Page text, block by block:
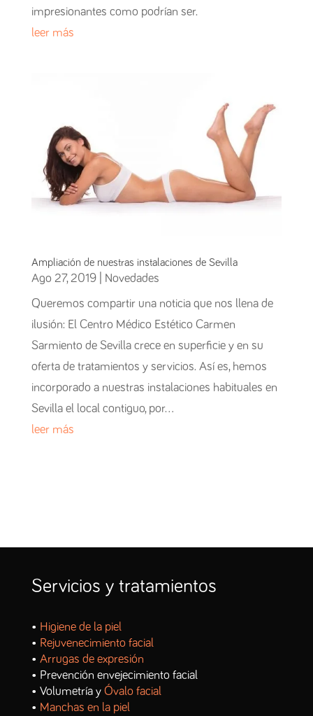
impresionantes como podrían ser.
leer más
Ampliación de nuestras instalaciones de Sevilla
Ago 27, 2019|
Novedades
Queremos compartir una noticia que nos llena de
ilusión: El Centro Médico Estético Carmen
Sarmiento de Sevilla crece en superficie y en su
oferta de tratamientos y servicios. Así es, hemos
incorporado a nuestras instalaciones habituales en
Sevilla el local contiguo, por…
leer más
Servicios y tratamientos
• Higiene de la piel
• Rejuvenecimiento facial
• Arrugas de expresión
• Prevención envejecimiento facial
• Volumetría y Óvalo facial
• Manchas en la piel